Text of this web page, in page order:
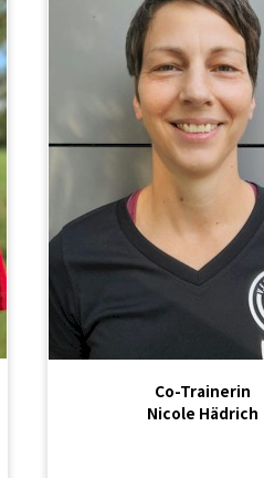
Co-Trainerin
Nicole Hädrich